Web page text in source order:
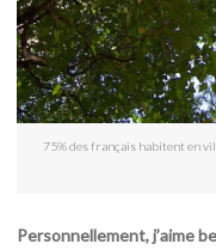
75% des français habitent en
Personnellement, j’aime